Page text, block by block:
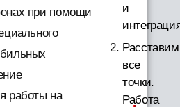
при помощи
работы на
и
Расставим
все
точки.
Работа